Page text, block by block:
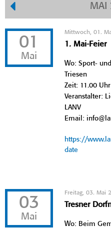
MAI
01
Mai
Mittwoch, 01.
1. Mai-Feier
Wo: Sport-
Triesen
Zeit: 11.00 Uhr
Veranstalter:
LANV
Email:
https://
date
03
Mai
Freitag, 03. Mai
Tresner
Wo: Beim